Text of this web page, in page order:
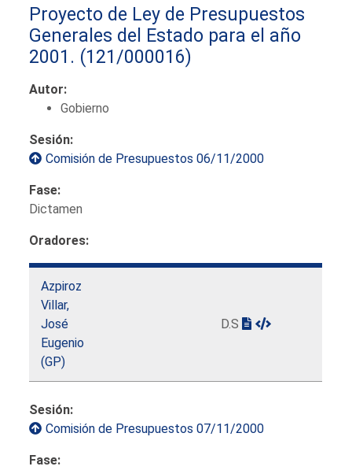
Proyecto de Ley de Presupuestos
Generales del Estado para el año
2001. (121/000016)
Autor:
Gobierno
Sesión:
Comisión de Presupuestos 06/11/2000
Fase:
Dictamen
Oradores:
Azpiroz
Villar,
José
Eugenio
(GP)
D.S
Sesión:
Comisión de Presupuestos 07/11/2000
Fase: